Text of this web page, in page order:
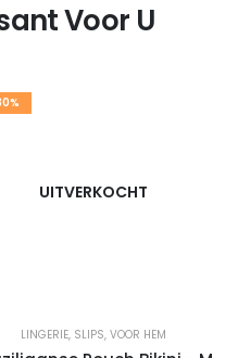
Voor U
UITVERKOCHT
LINGERIE, SLIPS, VOOR HEM